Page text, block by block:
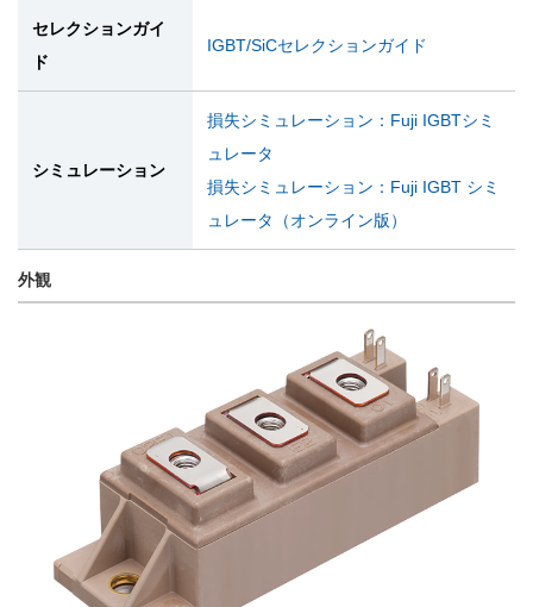
セレクションガイ
ド
IGBT/SiCセレクションガイド
シミュレーション
損失シミュレーション：Fuji IGBTシミ
ュレータ
損失シミュレーション：Fuji IGBT シミ
ュレータ（オンライン版）
外観